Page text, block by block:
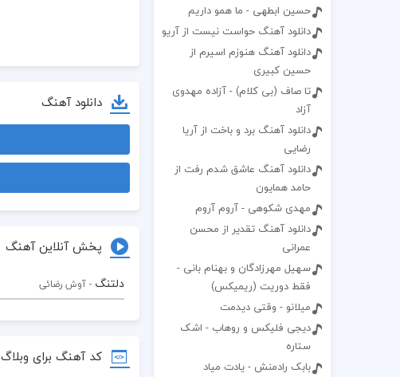
حسین ابطهی - ما همو داریم
دانلود آهنگ حواست نیست از آریو
دانلود آهنگ هنوزم اسیرم از
حسین کبیری
تا صاف (بی کلام) - آزاده مهدوی
آزاد
دانلود آهنگ برد و باخت از آریا
رضایی
دانلود آهنگ عاشق شدم رفت از
حامد همایون
مهدی شکوهی - آروم آروم
دانلود آهنگ تقدیر از محسن
عمرانی
سهیل مهرزادگان و بهنام بانی -
فقط دوریت (ریمیکس)
میلانو - وقتی دیدمت
دیجی فلیکس و روهاب - اشک
ستاره
بابک رادمنش - یادت میاد
دانلود آهنگ
پخش آنلاین آهنگ
دلتنگ - آوش رضائی
کد آهنگ برای وبلاگ